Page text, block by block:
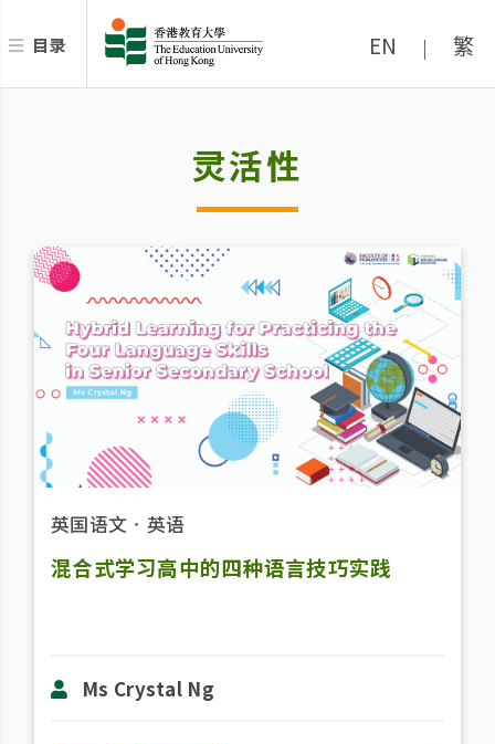
目录 EN | 繁
灵活性
英国语文 ． 英语
混合式学习高中的四种语言技巧实践
Ms Crystal Ng